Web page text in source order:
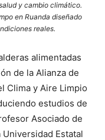
y cambio climático.
en Ruanda diseñado
reales.
alimentadas
de la Alianza de
Clima y Aire Limpio
estudios de
Asociado de
Estatal